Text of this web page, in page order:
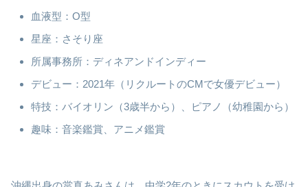
血液型：O型
星座：さそり座
所属事務所：ディネアンドインディー
デビュー：2021年（リクルートのCMで女優デビュー）
特技：バイオリン（3歳半から）、ピアノ（幼稚園から）
趣味：音楽鑑賞、アニメ鑑賞